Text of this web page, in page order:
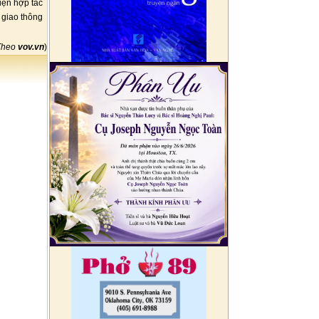
hợp tác
thông
vov.vn)